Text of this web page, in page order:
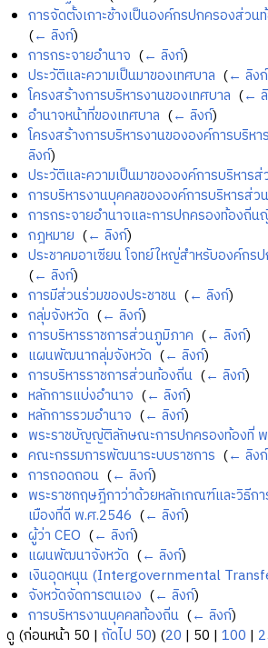
การจัดตั้งเกาะช้างเป็นองค์กรปกครองส่ว
(← ลิงก์)
การกระจายอำนาจ (← ลิงก์)
ประวัติและความเป็นมาของเทศบาล (← ลิงก์
โครงสร้างการบริหารงานของเทศบาล (←
อำนาจหน้าที่ของเทศบาล (← ลิงก์)
โครงสร้างการบริหารงานขององค์การบริห
ลิงก์)
ประวัติและความเป็นมาขององค์การบริหาร
การบริหารงานบุคคลขององค์การบริหารส่ว
การกระจายอำนาจและการปกครองท้องถิ่
กฎหมาย (← ลิงก์)
ประชาคมอาเซียน โจทย์ใหญ่สำหรับองค์กร
(← ลิงก์)
การมีส่วนร่วมของประชาชน (← ลิงก์)
กลุ่มจังหวัด (← ลิงก์)
การบริหารราชการส่วนภูมิภาค (← ลิงก์)
แผนพัฒนากลุ่มจังหวัด (← ลิงก์)
การบริหารราชการส่วนท้องถิ่น (← ลิงก์)
หลักการแบ่งอำนาจ (← ลิงก์)
หลักการรวมอำนาจ (← ลิงก์)
พระราชบัญญัติลักษณะการปกครองท้องที่
คณะกรรมการพัฒนาระบบราชการ (← ลิงก์
การถอดถอน (← ลิงก์)
พระราชกฤษฎีกาว่าด้วยหลักเกณฑ์และวิธีก
เมืองที่ดี พ.ศ.2546 (← ลิงก์)
ผู้ว่า CEO (← ลิงก์)
แผนพัฒนาจังหวัด (← ลิงก์)
เงินอุดหนุน (Intergovernmental
จังหวัดจัดการตนเอง (← ลิงก์)
การบริหารงานบุคคลท้องถิ่น (← ลิงก์)
ดู (ก่อนหน้า 50 | ถัดไป 50) (20 | 50 | 100 |